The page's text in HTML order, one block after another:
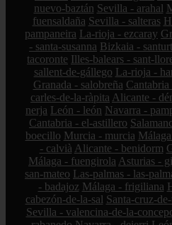
nuevo-baztán Sevilla - arahal
fuensaldaña Sevilla - salteras
pampaneira La-rioja - ezcaray
- santa-susanna Bizkaia -
tacoronte Illes-balears - sant-
sallent-de-gállego La-rioja -
Granada - salobreña Cantabria
carles-de-la-ràpita Alicante -
nerja León - león Navarra -
Cantabria - el-astillero
boecillo Murcia - murcia
- calvià Alicante - benidorm
Málaga - fuengirola Asturias -
san-mateo Las-palmas - las-
- badajoz Málaga - frigiliana
cabezón-de-la-sal Santa-cruz-
Sevilla - valencina-de-la-